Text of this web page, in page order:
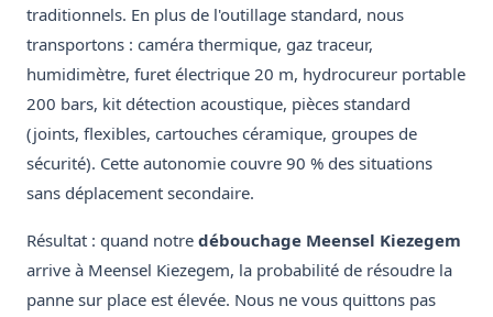
traditionnels. En plus de l'outillage standard, nous
transportons : caméra thermique, gaz traceur,
humidimètre, furet électrique 20 m, hydrocureur portable
200 bars, kit détection acoustique, pièces standard
(joints, flexibles, cartouches céramique, groupes de
sécurité). Cette autonomie couvre 90 % des situations
sans déplacement secondaire.
Résultat : quand notre débouchage Meensel Kiezegem
arrive à Meensel Kiezegem, la probabilité de résoudre la
panne sur place est élevée. Nous ne vous quittons pas